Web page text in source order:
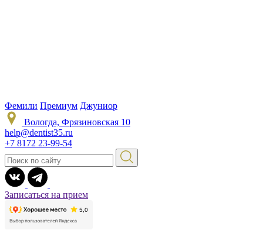
Фемили Премиум Джуниор
Вологда, Фрязиновская 10
help@dentist35.ru
+7 8172 23-99-54
Записаться на прием